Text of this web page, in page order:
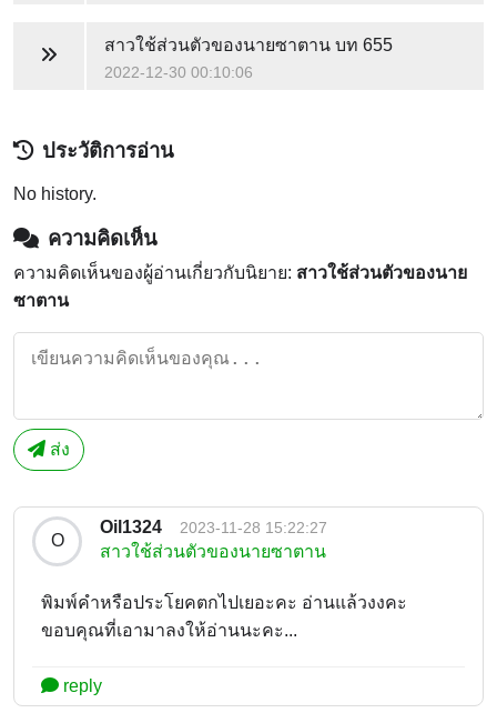
สาวใช้ส่วนตัวของนายซาตานบท 655
2022-12-30 00:10:06
ประวัติการอ่าน
No history.
ความคิดเห็น
ความคิดเห็นของผู้อ่านเกี่ยวกับนิยาย: สาวใช้ส่วนตัวของนาย
ซาตาน
ส่ง
O
Oil1324 2023-11-28 15:22:27
สาวใช้ส่วนตัวของนายซาตาน
พิมพ์คำหรือประโยคตกไปเยอะคะ อ่านแล้วงงคะ
ขอบคุณที่เอามาลงให้อ่านนะคะ...
reply